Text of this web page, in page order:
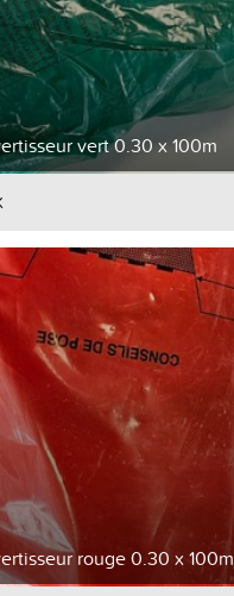
vert 0.30 x 100m
rouge 0.30 x 100m